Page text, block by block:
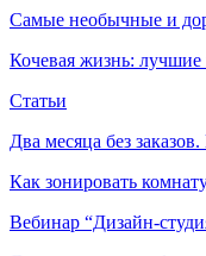
Самые необычные и
Кочевая жизнь:
Статьи
Два месяца без
Как зонировать
Вебинар “Дизайн-